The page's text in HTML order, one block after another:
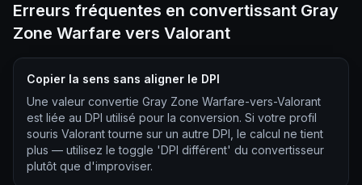
Erreurs fréquentes en convertissant Gray
Zone Warfare vers Valorant
Copier la sens sans aligner le DPI
Une valeur convertie Gray Zone Warfare-vers-Valorant
est liée au DPI utilisé pour la conversion. Si votre profil
souris Valorant tourne sur un autre DPI, le calcul ne tient
plus — utilisez le toggle 'DPI différent' du convertisseur
plutôt que d'improviser.